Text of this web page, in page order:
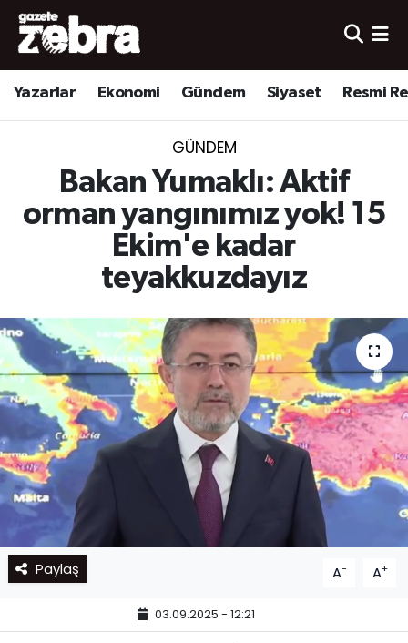
Yazarlar Ekonomi Gündem Siyaset Resmi
GÜNDEM
Bakan Yumaklı: Aktif
orman yangınımız yok! 15
Ekim'e kadar
teyakkuzdayız
Paylaş A- A+
03.09.2025 - 12:21
Yazarlar
Ekonomi
Yerel
Nöbetçi Eczaneler
Hava Durumu
Süper Lig Puan Durumu ve Fikstür
Tüm Manşetler
Haber Arşivi